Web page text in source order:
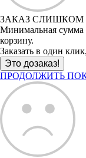
ЗАКАЗ СЛИШКОМ
Минимальная сумма
корзину.
Заказать в один
ПРОДОЛЖИТЬ